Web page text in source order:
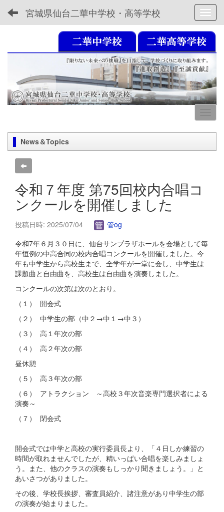
宮城県仙台二華中学校・高等学校
News＆Topics
令和７年度 第75回校内合唱コ
ンクールを開催しました
投稿日時: 2025/07/04
管og
令和7年６月３０日に、仙台サンプラザホールを会場として毎
年恒例の中高合同の校内合唱コンクールを開催しました。今
年も中学生から高校生まで、全学年が一堂に会し、中学生は
課題曲と自由曲を、高校生は自由曲を演奏しました。
コンクールの次第は次のとおり。
（１） 開会式
（２） 中学生の部（中２→中１→中３）
（３） 高１年次の部
（４） 高２年次の部
昼休憩
（５） 高３年次の部
（６） アトラクション ～高校３年次音楽専門選択者による
演奏～
（７） 閉会式
開会式では中学と高校の実行委員長より、「４日しか練習の
時間が取れませんでしたが、精いっぱい合唱を楽しみましょ
う。また、他のクラスの演奏もしっかり聞きましょう。」と
あいさつがありました。
その後、学校長挨拶、審査員紹介、諸注意があり中学生の部
の演奏が始まりました。